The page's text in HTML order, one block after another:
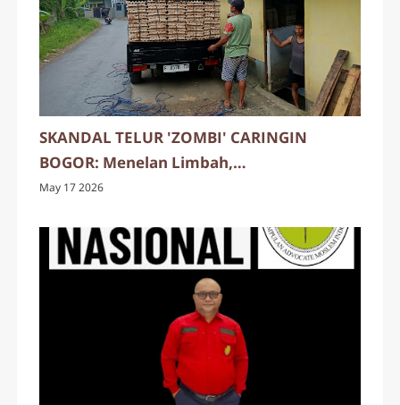
SKANDAL TELUR 'ZOMBI' CARINGIN
BOGOR: Menelan Limbah,
Mempertaruhkan Nyawa Rakyat
May 17 2026